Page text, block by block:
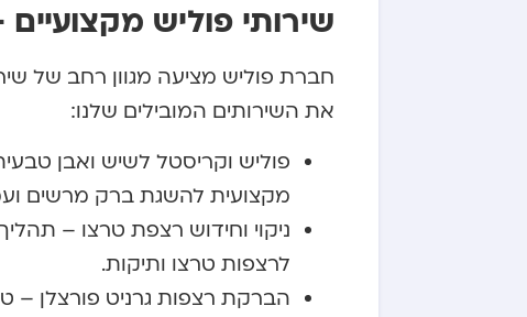
שירותי פוליש
חברת פוליש מציעה מגוון רחב של
את השירותים המובילים שלנו:
פוליש וקריסטל לשיש ואבן
מקצועית להשגת ברק מרשים
ניקוי וחידוש רצפת טרצו –
לרצפות טרצו ותיקות.
הברקת רצפות גרניט פורצלן –